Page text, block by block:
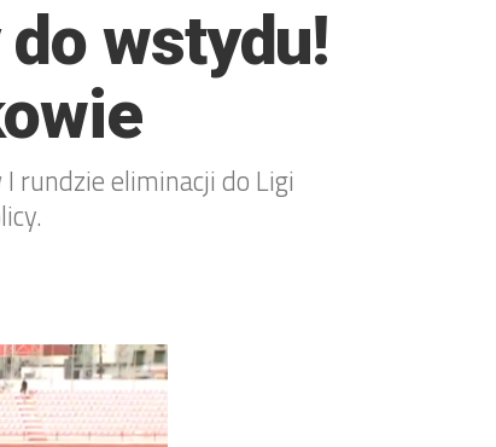
wstydu!
rundzie eliminacji do Ligi